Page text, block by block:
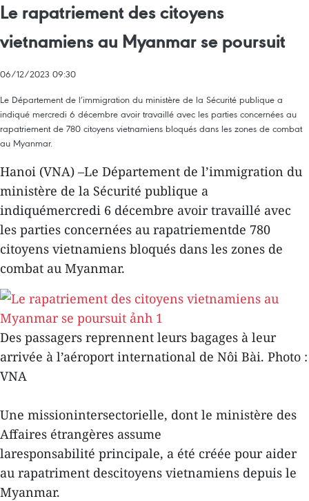
Le rapatriement des citoyens
vietnamiens au Myanmar se poursuit
06/12/2023 09:30
Le Département de l’immigration du ministère de la Sécurité publique a
indiqué mercredi 6 décembre avoir travaillé avec les parties concernées au
rapatriement de 780 citoyens vietnamiens bloqués dans les zones de combat
au Myanmar.
Hanoi (VNA) –Le Département de l’immigration du
ministère de la Sécurité publique a
indiquémercredi 6 décembre avoir travaillé avec
les parties concernées au rapatriementde 780
citoyens vietnamiens bloqués dans les zones de
combat au Myanmar.
Des passagers reprennent leurs bagages à leur
arrivée à l’aéroport international de Nôi Bài. Photo :
VNA
Une missionintersectorielle, dont le ministère des
Affaires étrangères assume
laresponsabilité principale, a été créée pour aider
au rapatriment descitoyens vietnamiens depuis le
Myanmar.